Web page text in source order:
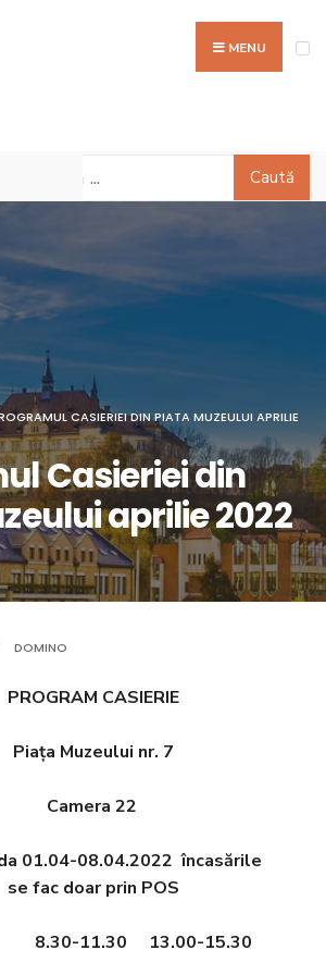
MENU
Caută
CASIERIEI DIN PIATA MUZEULUI APRILIE
Casieriei din
aprilie 2022
DOMINO
PROGRAM CASIERIE
Piața Muzeului nr. 7
Camera 22
01.04-08.04.2022 încasările
se fac doar prin POS
11.30 13.00-15.30